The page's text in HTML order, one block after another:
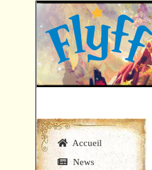
Accueil
News